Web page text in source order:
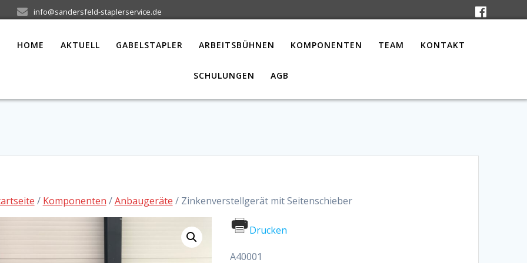
info@sandersfeld-staplerservice.de
HOME AKTUELL GABELSTAPLER ARBEITSBÜHNEN KOMPONENTEN TEAM KONTAKT
SCHULUNGEN AGB
/ Komponenten /Anbaugeräte / Zinkenverstellgerät mit Seitenschieber
Drucken
A40001